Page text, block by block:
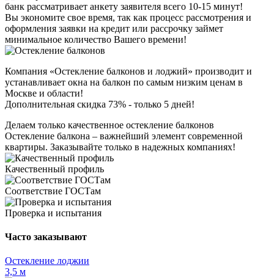
банк рассматривает анкету заявителя всего 10-15 минут!
Вы экономите свое время, так как процесс рассмотрения и
оформления заявки на кредит или рассрочку займет
минимальное количество Вашего времени!
Компания «Остекление балконов и лоджий» производит и
устанавливает окна на балкон по самым низким ценам в
Москве и области!
Дополнительная скидка 73% - только 5 дней!
Делаем только качественное остекление балконов
Остекление балкона – важнейший элемент современной
квартиры. Заказывайте только в надежных компаниях!
Качественный профиль
Соответствие ГОСТам
Проверка и испытания
Часто заказывают
Остекление лоджии
3,5 м